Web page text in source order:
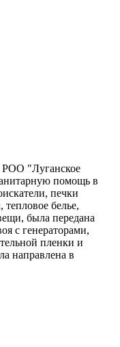
РОО "Луганское
помощь в
печки
белье,
была передана
с генераторами,
пленки и
направлена в